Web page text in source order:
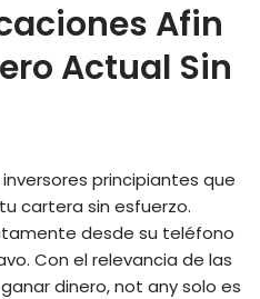
Afin
Actual Sin
principiantes que
cartera sin esfuerzo.
desde su teléfono
Con el relevancia de las
dinero, not any solo es